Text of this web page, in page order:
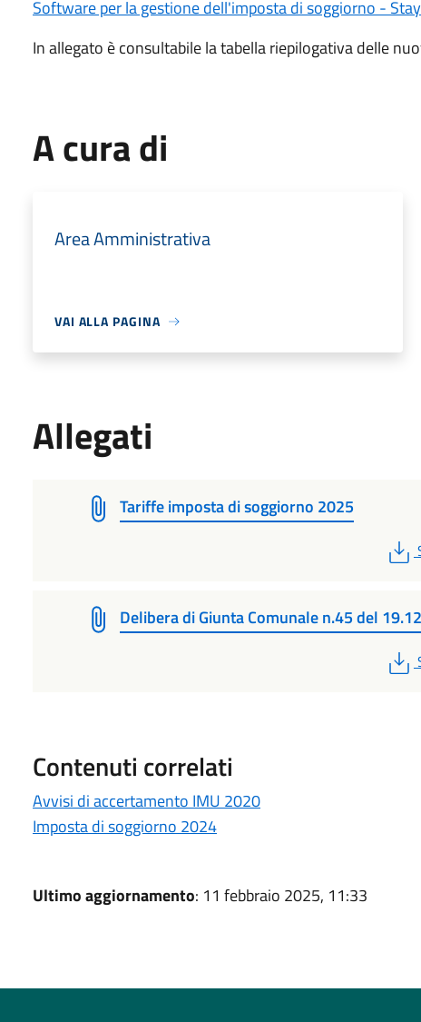
Software per la gestione dell'imposta di soggiorno -
In allegato è consultabile la tabella riepilogativa delle
A cura di
Area Amministrativa
VAI ALLA PAGINA
Allegati
Tariffe imposta di soggiorno 2025
Delibera di Giunta Comunale n.45 del
Contenuti correlati
Avvisi di accertamento IMU 2020
Imposta di soggiorno 2024
Ultimo aggiornamento: 11 febbraio 2025, 11:33